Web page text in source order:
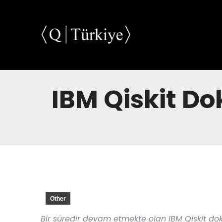
IBM Qiskit
Other
Bir süredir devam etmekte olan IBM Qiskit